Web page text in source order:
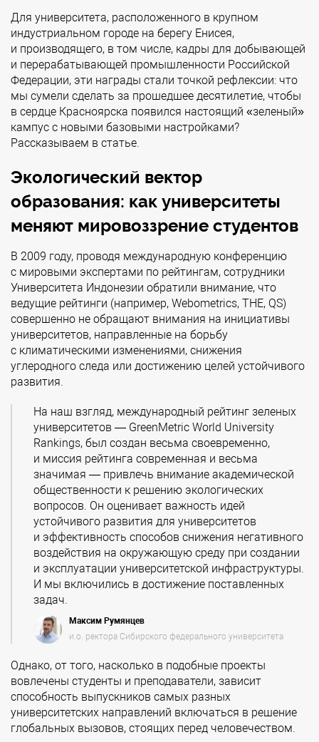
Для университета, расположенного в крупном
индустриальном городе на берегу Енисея,
и производящего, в том числе, кадры для добывающей
и перерабатывающей промышленности Российской
Федерации, эти награды стали точкой рефлексии: что
мы сумели сделать за прошедшее десятилетие, чтобы
в сердце Красноярска появился настоящий «зеленый»
кампус с новыми базовыми настройками?
Рассказываем в статье.
Экологический вектор
образования: как университеты
меняют мировоззрение студентов
В 2009 году, проводя международную конференцию
с мировыми экспертами по рейтингам, сотрудники
Университета Индонезии обратили внимание, что
ведущие рейтинги (например, Webometrics, THE, QS)
совершенно не обращают внимания на инициативы
университетов, направленные на борьбу
с климатическими изменениями, снижения
углеродного следа или достижению целей устойчивого
развития.
На наш взгляд, международный рейтинг зеленых
университетов — GreenMetric World University
Rankings, был создан весьма своевременно,
и миссия рейтинга современная и весьма
значимая — привлечь внимание академической
общественности к решению экологических
вопросов. Он оценивает важность идей
устойчивого развития для университетов
и эффективность способов снижения негативного
воздействия на окружающую среду при создании
и эксплуатации университетской инфраструктуры.
И мы включились в достижение поставленных
задач.
Максим Румянцев
и.о. ректора Сибирского федерального университета
Однако, от того, насколько в подобные проекты
вовлечены студенты и преподаватели, зависит
способность выпускников самых разных
университетских направлений включаться в решение
глобальных вызовов, стоящих перед человечеством.